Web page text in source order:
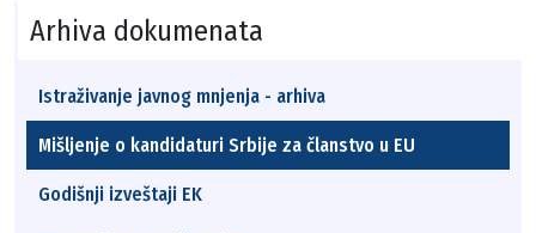
Arhiva dokumenata
Istraživanje javnog mnjenja - arhiva
Mišljenje o kandidaturi Srbije za članstvo u EU
Godišnji izveštaji EK